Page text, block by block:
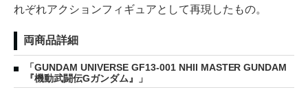
れぞれアクションフィギュアとして再現したもの。
両商品詳細
「GUNDAM UNIVERSE GF13-001 NHII MASTER GUNDAM
『機動武闘伝Gガンダム』」